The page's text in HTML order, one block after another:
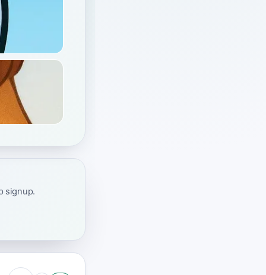
signup.